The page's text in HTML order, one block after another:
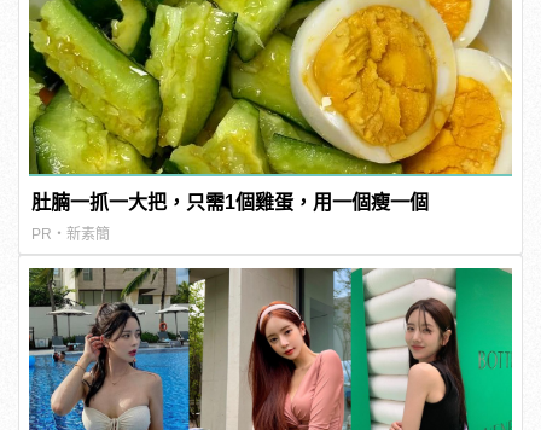
肚腩一抓一大把，只需1個雞蛋，用一個瘦一個
PR・新素簡